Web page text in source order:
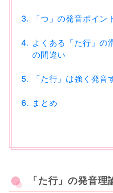
「つ」の発音ポイン
よくある「た行」の
の間違い
「た行」は強く発
まとめ
「た行」の発音理